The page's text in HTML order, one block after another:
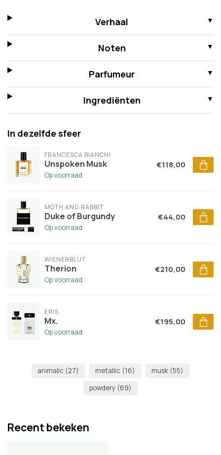
Verhaal
Noten
Parfumeur
Ingrediënten
In dezelfde sfeer
FRANCESCA BIANCHI
Unspoken Musk
Op voorraad
€118,00
MOTH AND RABBIT
Duke of Burgundy
Op voorraad
€44,00
WIENERBLUT
Therion
Op voorraad
€210,00
ERIS
Mx.
Op voorraad
€195,00
animalic (27) metallic (16) musk (55)
powdery (69)
Recent bekeken